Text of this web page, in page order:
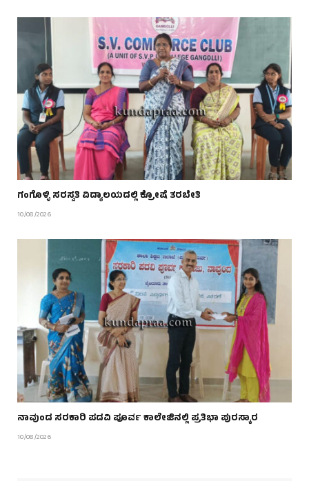
ಗಂಗೊಳ್ಳಿ ಸರಸ್ವತಿ ವಿದ್ಯಾಲಯದಲ್ಲಿ ಕ್ರೋಷೆ ತರಬೇತಿ
10/08/2026
ನಾವುಂದ ಸರಕಾರಿ ಪದವಿ ಪೂರ್ವ ಕಾಲೇಜಿನಲ್ಲಿ ಪ್ರತಿಭಾ ಪುರಸ್ಕಾರ
10/08/2026